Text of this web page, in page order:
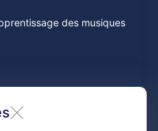
des musiques